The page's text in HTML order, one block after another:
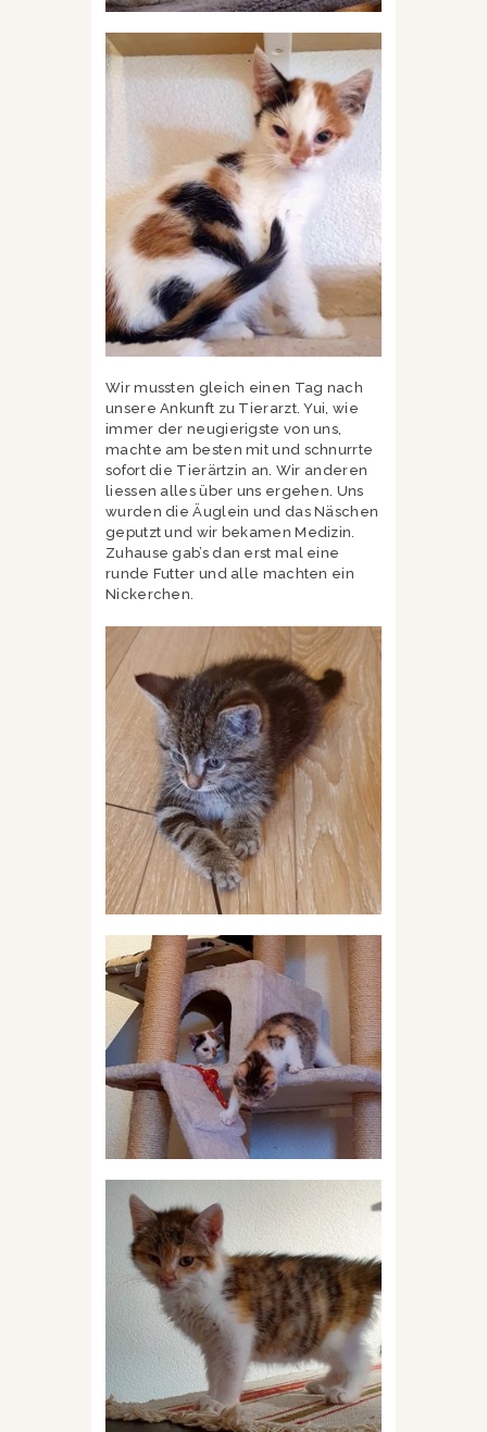
Wir mussten gleich einen Tag nach
unsere Ankunft zu Tierarzt. Yui, wie
immer der neugierigste von uns,
machte am besten mit und schnurrte
sofort die Tierärtzin an. Wir anderen
liessen alles über uns ergehen. Uns
wurden die Äuglein und das Näschen
geputzt und wir bekamen Medizin.
Zuhause gab’s dan erst mal eine
runde Futter und alle machten ein
Nickerchen.